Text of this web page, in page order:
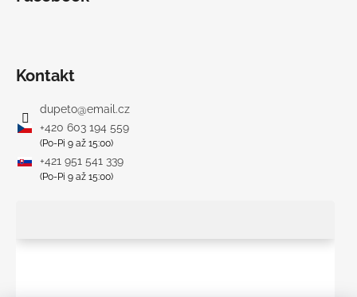
Kontakt
dupeto@email.cz
+420 603 194 559
(Po-Pi 9 až 15:00)
+421 951 541 339
(Po-Pi 9 až 15:00)